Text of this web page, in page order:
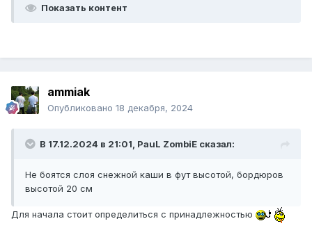
Показать контент
ammiak
Опубликовано 18 декабря, 2024
В 17.12.2024 в 21:01, PauL ZombiE сказал:
Не боятся слоя снежной каши в фут высотой, бордюров
высотой 20 см
Для начала стоит определиться с принадлежностью